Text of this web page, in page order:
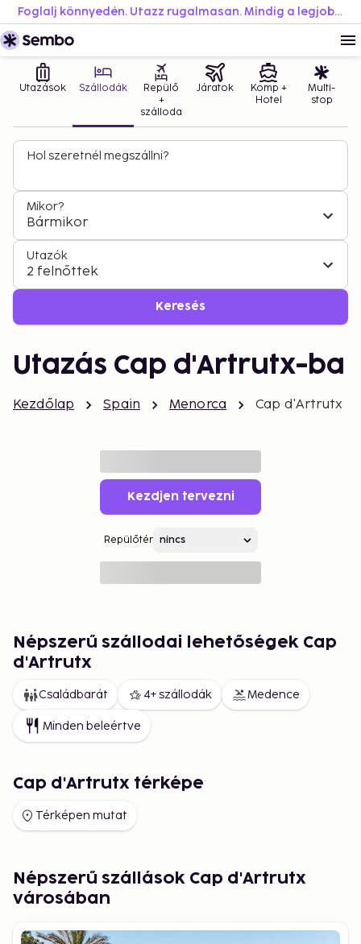
Foglalj könnyedén. Utazz rugalmasan. Mindig a legjobb áron.
Utazások Szállodák
Repülő
+
szálloda
Járatok
Komp +
Hotel
Multi-
stop
Hol szeretnél megszállni?
Mikor?
Bármikor
Utazók
2 felnőttek
Keresés
Utazás Cap d'Artrutx-ba
Kezdőlap Spain Menorca Cap d'Artrutx
Kezdjen tervezni
Repülőtér
Népszerű szállodai lehetőségek Cap
d'Artrutx
Családbarát 4+ szállodák Medence
Minden beleértve
Cap d'Artrutx térképe
Térképen mutat
Népszerű szállások Cap d'Artrutx
városában